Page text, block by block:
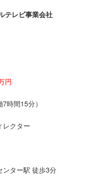
テレビ事業会社
円
時間15分）
レクター
ンター駅 徒歩3分